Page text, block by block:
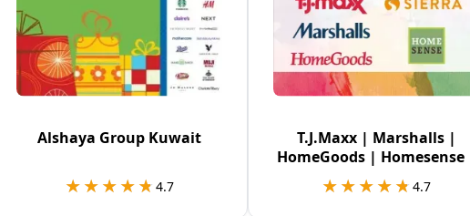
Alshaya Group Kuwait
★★★★★
★★★★★ 4.7
T.J.Maxx | Marshalls |
HomeGoods | Homesense
Sierra USA
★★★★★
★★★★★ 4.7